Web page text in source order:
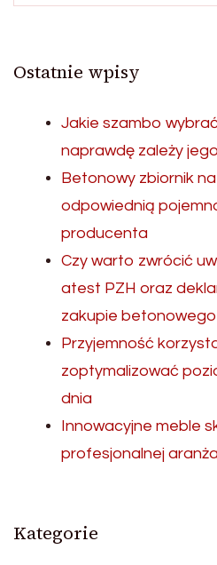
Ostatnie wpisy
Jakie szambo
naprawdę zależy
Betonowy zbiornik
odpowiednią
producenta
Czy warto zwrócić
atest PZH oraz
zakupie
Przyjemność
zoptymalizować
dnia
Innowacyjne meble
profesjonalnej
Kategorie